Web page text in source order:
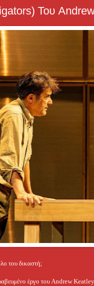
Του
του δικαστή;
έργο του Andrew